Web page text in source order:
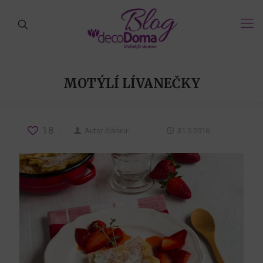
MOTÝLÍ LÍVANEČKY
18 Autor článku: 31.5.2016